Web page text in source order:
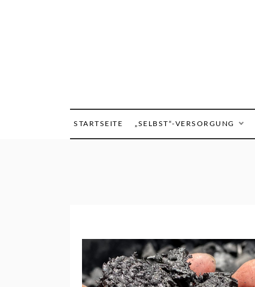
STARTSEITE „SELBST“-VERSORGUNG